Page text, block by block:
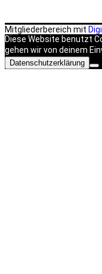
Mitgliederbereich mit
Diese Website benutzt
gehen wir von deinem
Datenschutzerklärung